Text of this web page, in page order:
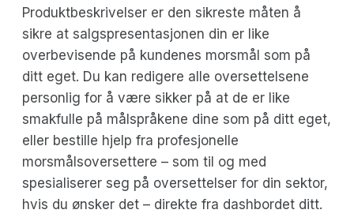
Produktbeskrivelser er den sikreste måten å
sikre at salgspresentasjonen din er like
overbevisende på kundenes morsmål som på
ditt eget. Du kan redigere alle oversettelsene
personlig for å være sikker på at de er like
smakfulle på målspråkene dine som på ditt eget,
eller bestille hjelp fra profesjonelle
morsmålsoversettere – som til og med
spesialiserer seg på oversettelser for din sektor,
hvis du ønsker det – direkte fra dashbordet ditt.